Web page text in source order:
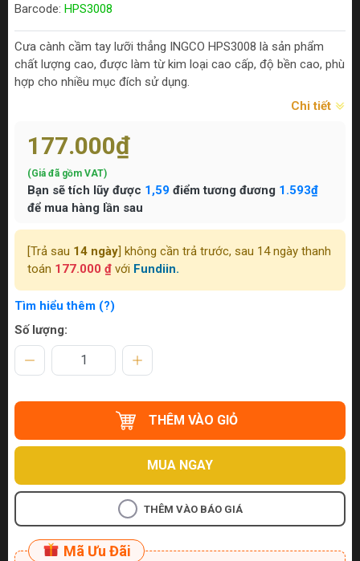
Barcode: HPS3008
Cưa cành cầm tay lưỡi thẳng INGCO HPS3008 là sản phẩm
chất lượng cao, được làm từ kim loại cao cấp, độ bền cao, phù
hợp cho nhiều mục đích sử dụng.
Chi tiết
177.000₫
(Giá đã gồm VAT)
Bạn sẽ tích lũy được 1,59 điểm tương đương 1.593₫
để mua hàng lần sau
[Trả sau 14 ngày ] không cần trả trước, sau 14 ngày thanh
toán 177.000 ₫ với Fundiin.
Tìm hiểu thêm (?)
Số lượng:
THÊM VÀO GIỎ
MUA NGAY
THÊM VÀO BÁO GIÁ
Mã Ưu Đãi